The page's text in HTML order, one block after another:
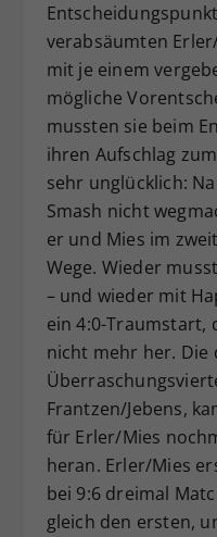
verabsäumten
mit je einem
mögliche
mussten sie beim
ihren Aufschlag
sehr unglücklich:
Smash nicht
er und Mies im
Wege. Wieder
– und wieder mit
ein 4:0-Traumstart,
nicht mehr her. Die
Frantzen/Jebens,
für Erler/Mies
heran. Erler/Mies
bei 9:6 dreimal
gleich den ersten,